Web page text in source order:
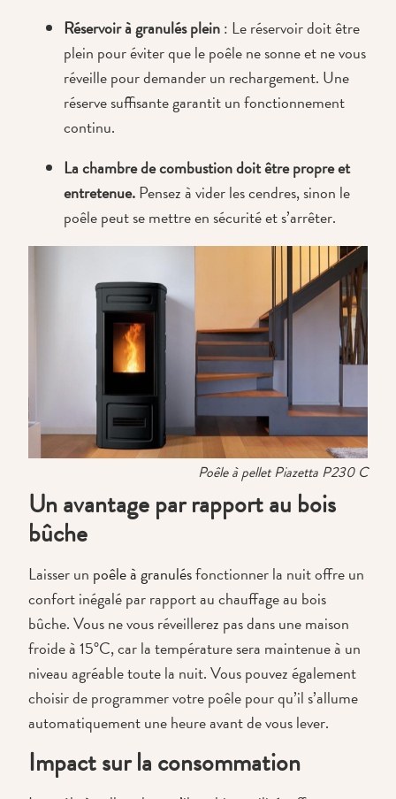
Réservoir à granulés plein: Le réservoir doit être
plein pour éviter que le poêle ne sonne et ne vous
réveille pour demander un rechargement. Une
réserve suffisante garantit un fonctionnement
continu.
La chambre de combustion doit être propre et
entretenue.Pensez à vider les cendres, sinon le
poêle peut se mettre en sécurité et s’arrêter.
Poêle à pellet Piazetta P230 C
Un avantage par rapport au bois
bûche
Laisser un poêle à granulésfonctionner la nuit offre un
confort inégalé par rapport au chauffage au bois
bûche. Vous ne vous réveillerez pas dans une maison
froide à 15°C, car la température sera maintenue à un
niveau agréable toute la nuit. Vous pouvez également
choisir de programmer votre poêle pour qu’il s’allume
automatiquement une heure avant de vous lever.
Impact sur la consommation